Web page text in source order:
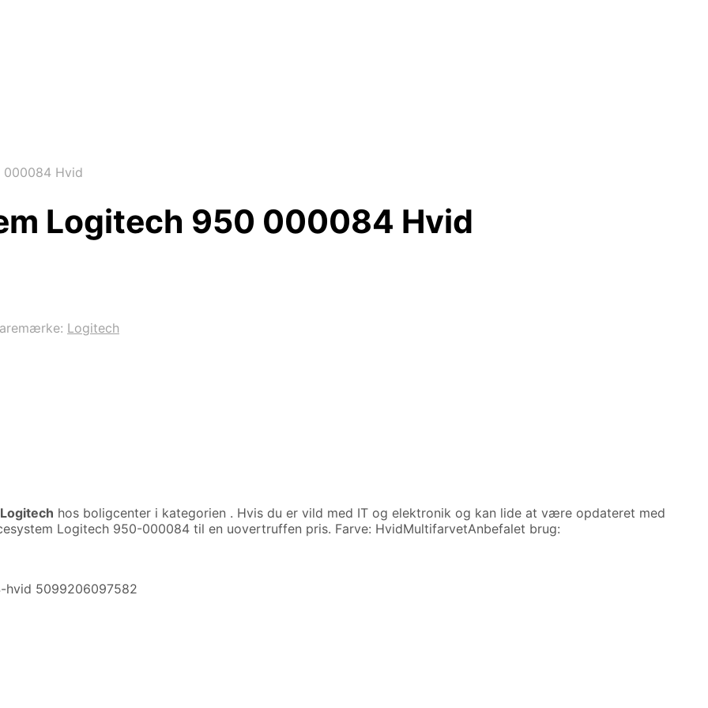
000084 Hvid
Logitech 950 000084 Hvid
Logitech
Logitech hos boligcenter i kategorien . Hvis du er vild med IT og elektronik og kan lide at være opdateret med
Logitech 950-000084 til en uovertruffen pris. Farve: HvidMultifarvetAnbefalet brug:
hvid 5099206097582